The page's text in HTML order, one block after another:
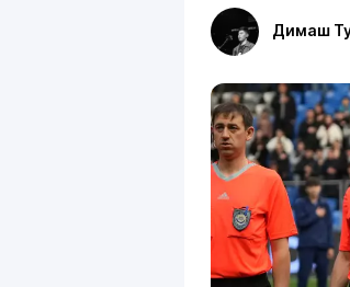
Димаш